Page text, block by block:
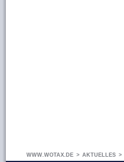
WWW.WOTAX.DE > AKTUELLES >